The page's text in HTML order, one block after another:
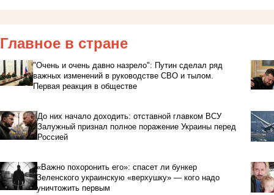
Главное в стране
"Очень и очень давно назрело": Путин сделал ряд
важных изменений в руководстве СВО и тылом.
Первая реакция в обществе
До них начало доходить: отставной главком ВСУ
Залужный признал полное поражение Украины перед
Россией
«Важно похоронить его»: спасет ли бункер
Зеленского украинскую «верхушку» — кого надо
уничтожить первым